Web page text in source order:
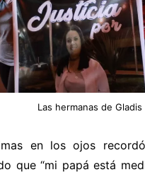
Las hermanas de Gladis
en los ojos
que “mi papá está